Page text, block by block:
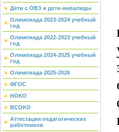
Дети с ОВЗ и дети-инвалиды
Олимпиада 2023-2024 учебный
год
Олимпиада 2022-2023 учебный
год
Олимпиада 2024-2025 учебный
год
Олимпиада 2025-2026
ФГОС
НОКО
ВСОКО
Аттестация педагогических
работников